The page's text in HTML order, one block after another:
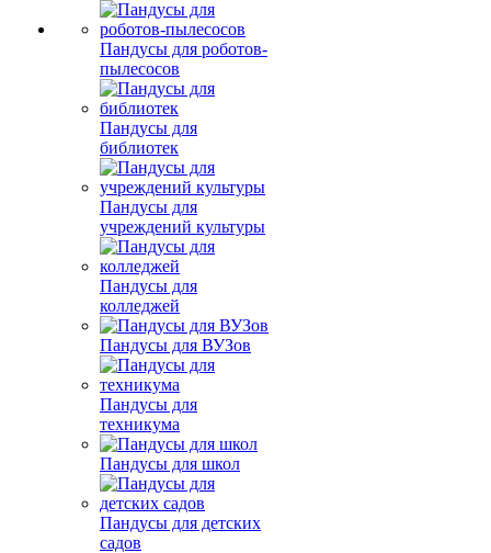
Пандусы для роботов-
пылесосов
Пандусы для
библиотек
Пандусы для
учреждений культуры
Пандусы для
колледжей
Пандусы для ВУЗов
Пандусы для
техникума
Пандусы для школ
Пандусы для детских
садов